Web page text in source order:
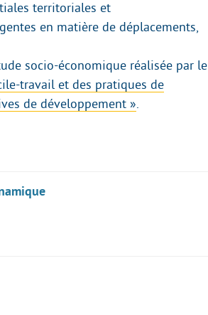
territoriales et
en matière de déplacements,
socio-économique réalisée par le
travail et des pratiques de
de développement ».